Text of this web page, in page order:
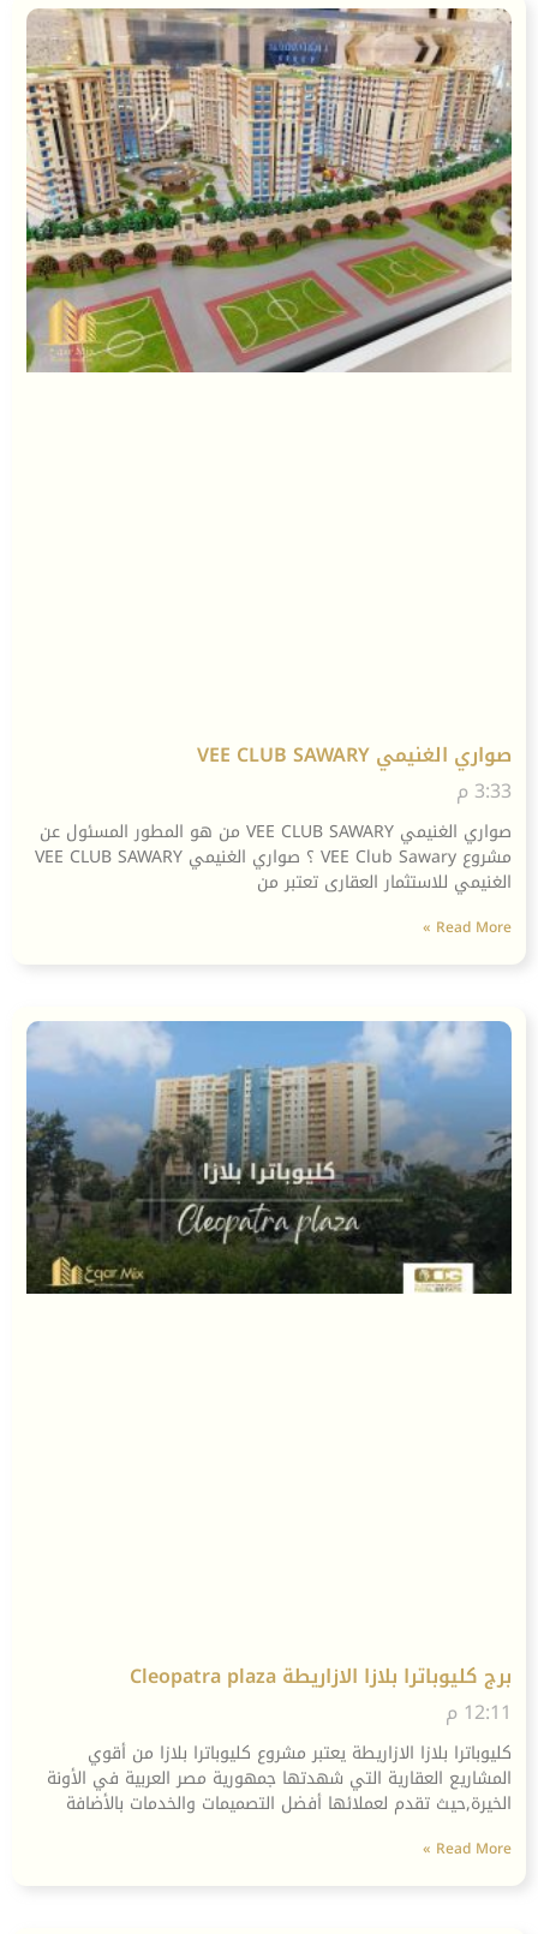
صواري الغنيمي VEE CLUB SAWARY
3:33 م
صواري الغنيمي VEE CLUB SAWARY من هو المطور المسئول عن
مشروع VEE Club Sawary ؟ صواري الغنيمي VEE CLUB SAWARY
الغنيمي للاستثمار العقارى تعتبر من
Read More »
برج كليوباترا بلازا الازاريطة Cleopatra plaza
12:11 م
كليوباترا بلازا الازاريطة يعتبر مشروع كليوباترا بلازا من أقوي
المشاريع العقارية التي شهدتها جمهورية مصر العربية في الأونة
الخيرة,حيث تقدم لعملائها أفضل التصميمات والخدمات بالأضافة
Read More »